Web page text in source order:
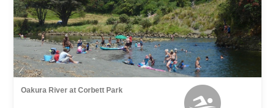
Oakura River at Corbett Park